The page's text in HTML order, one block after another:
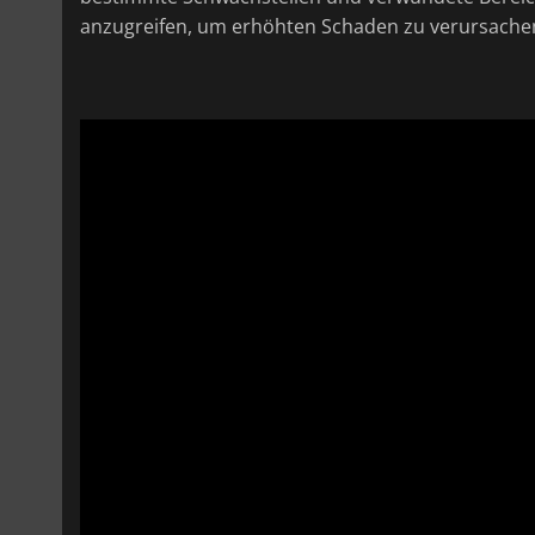
anzugreifen, um erhöhten Schaden zu